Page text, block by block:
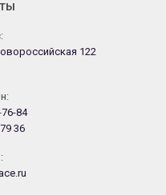
122
84
36